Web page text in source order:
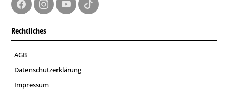
Rechtliches
AGB
Datenschutzerklärung
Impressum